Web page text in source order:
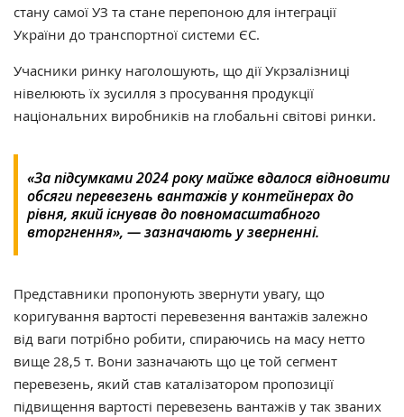
стану самої УЗ та стане перепоною для інтеграції
України до транспортної системи ЄС.
Учасники ринку наголошують, що дії Укрзалізниці
нівелюють їх зусилля з просування продукцiї
національних виробників на глобальні світові ринки.
«За пiдсумками 2024 року майже вдалося вiдновити
обсяги перевезень вантажiв у контейнерах до
рівня, який існував до повномасштабного
вторгнення», — зазначають у зверненні.
Представники пропонують звернути увагу, що
коригування вартості перевезення вантажiв залежно
вiд ваги потрібно робити, спираючись на масу нетто
вище 28,5 т. Вони зазначають що це той сегмент
перевезень, який став каталiзатором пропозицiї
пiдвищення вартості перевезень вантажiв у так званих